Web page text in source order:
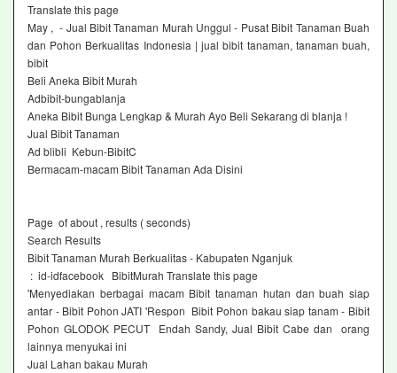
Translate this page
May , - Jual Bibit Tanaman Murah Unggul - Pusat Bibit Tanaman Buah
dan Pohon Berkualitas Indonesia | jual bibit tanaman, tanaman buah,
bibit
Beli Aneka Bibit Murah‎
Adbibit-bungablanja ‎
Aneka Bibit Bunga Lengkap & Murah Ayo Beli Sekarang di blanja !
Jual Bibit Tanaman‎
Ad blibli Kebun-BibitC‎
Bermacam-macam Bibit Tanaman Ada Disini
Page of about , results ( seconds)
Search Results
Bibit Tanaman Murah Berkualitas - Kabupaten Nganjuk
: id-idfacebook BibitMurah Translate this page
'Menyediakan berbagai macam Bibit tanaman hutan dan buah siap
antar - Bibit Pohon JATI 'Respon Bibit Pohon bakau siap tanam - Bibit
Pohon GLODOK PECUT Endah Sandy, Jual Bibit Cabe dan orang
lainnya menyukai ini
Jual Lahan bakau Murah